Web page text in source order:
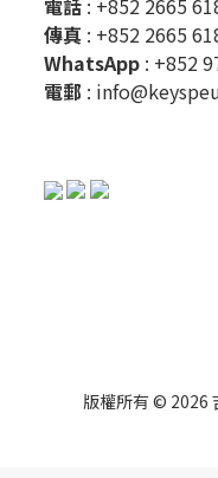
電話 : +852 2665
傳真 : +852 2665
WhatsApp : +852
電郵 :
版權所有 © 2026